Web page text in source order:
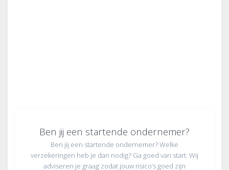
Ben jij een startende ondernemer?
Ben jij een startende ondernemer? Welke
verzekeringen heb je dan nodig? Ga goed van start. Wij
adviseren je graag zodat jouw risico’s goed zijn